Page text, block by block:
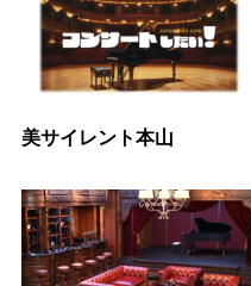
美サイレント本山